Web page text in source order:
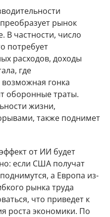
рынок
В частности, число
потребует
расходов, доходы
где
гонка
оборонные траты.
жизни,
также поднимет
от ИИ будет
если США получат
а Европа из-
рынка труда
что приведет к
роста экономики. По